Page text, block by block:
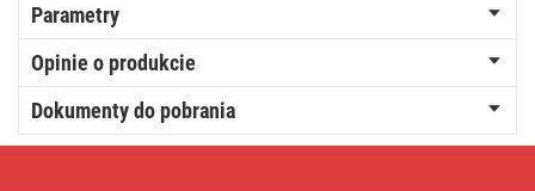
Parametry
Opinie o produkcie
Dokumenty do pobrania